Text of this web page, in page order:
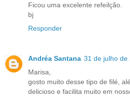
Ficou uma excelente refeilção.
bj
Responder
Andréa Santana 31 de julho de
Marisa,
gosto muito desse tipo de filé,
delicioso e facilita muito em